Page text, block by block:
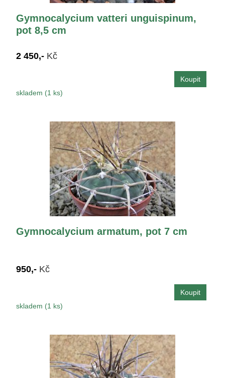
Gymnocalycium vatteri unguispinum,
pot 8,5 cm
2 450,- Kč
skladem (1 ks)
Gymnocalycium armatum, pot 7 cm
950,- Kč
skladem (1 ks)